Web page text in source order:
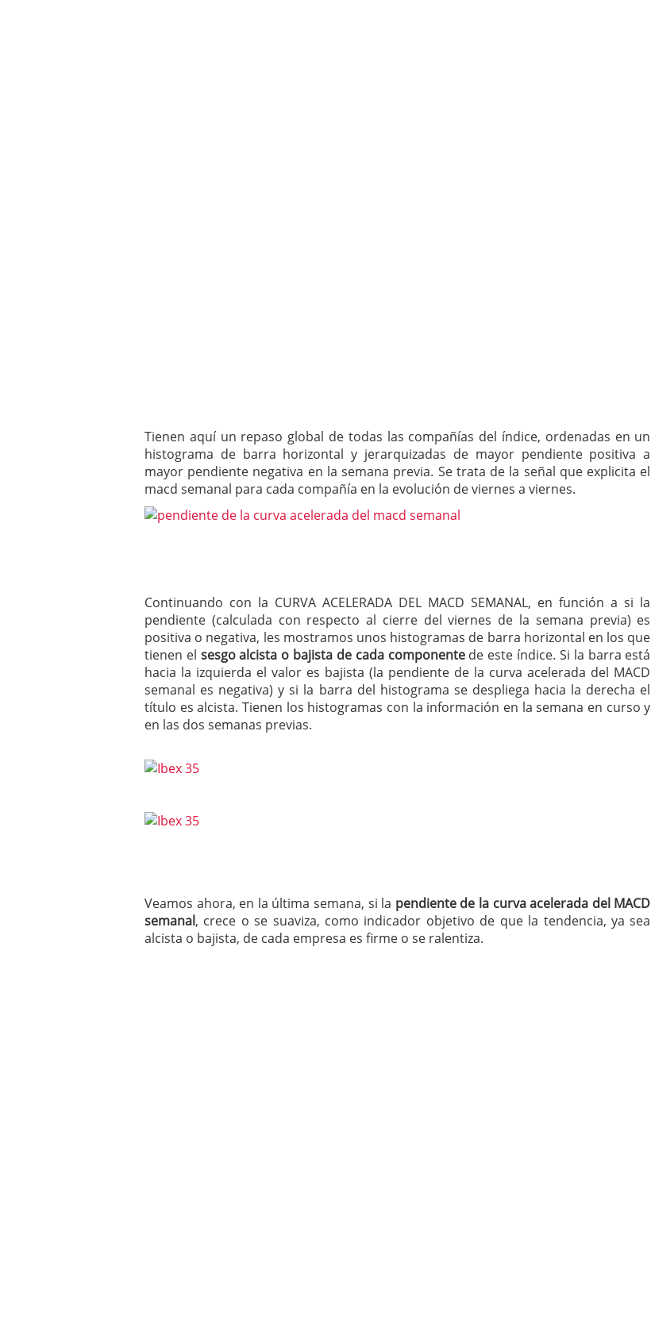
Tienen aquí un repaso global de todas las compañías del índice, ordenadas en un
histograma de barra horizontal y jerarquizadas de mayor pendiente positiva a
mayor pendiente negativa en la semana previa. Se trata de la señal que explicita el
macd semanal para cada compañía en la evolución de viernes a viernes.
Continuando con la CURVA ACELERADA DEL MACD SEMANAL, en función a si la
pendiente (calculada con respecto al cierre del viernes de la semana previa) es
positiva o negativa, les mostramos unos histogramas de barra horizontal en los que
tienen el sesgo alcista o bajista de cada componentede este índice. Si la barra está
hacia la izquierda el valor es bajista (la pendiente de la curva acelerada del MACD
semanal es negativa) y si la barra del histograma se despliega hacia la derecha el
título es alcista. Tienen los histogramas con la información en la semana en curso y
en las dos semanas previas.
Veamos ahora, en la última semana, si la pendiente de la curva acelerada del MACD
semanal, crece o se suaviza, como indicador objetivo de que la tendencia, ya sea
alcista o bajista, de cada empresa es firme o se ralentiza.